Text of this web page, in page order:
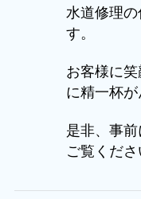
水道修理
す。
お客様に
に精一杯が
是非、事
ご覧くださ